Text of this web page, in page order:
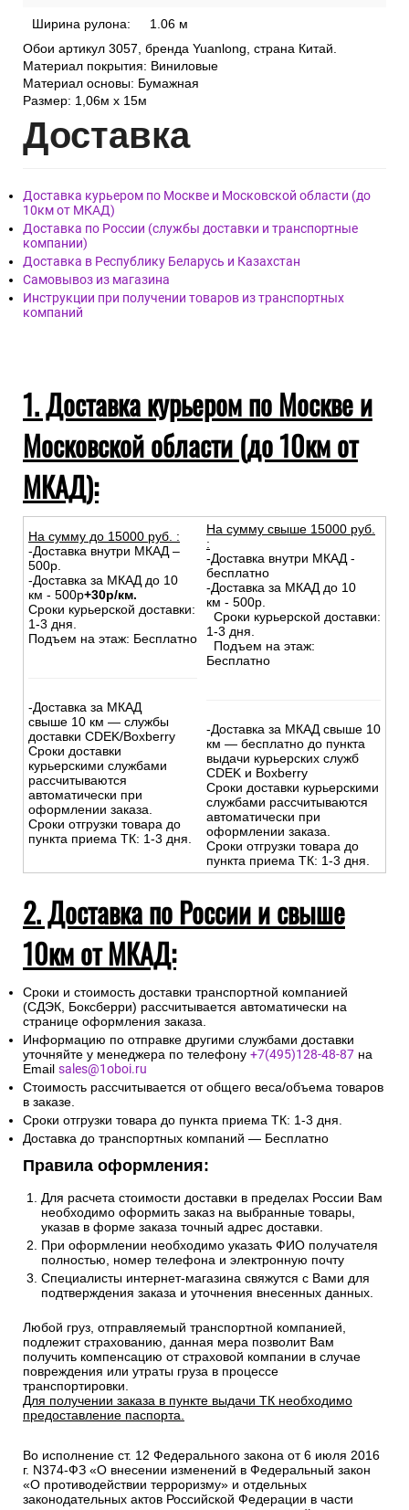
Ширина рулона:
1.06 м
Обои артикул 3057, бренда Yuanlong, страна Китай.
Материал покрытия: Виниловые
Материал основы: Бумажная
Размер: 1,06м x 15м
Доставка
Доставка курьером по Москве и Московской области (до
10км от МКАД)
Доставка по России (службы доставки и транспортные
компании)
Доставка в Республику Беларусь и Казахстан
Самовывоз из магазина
Инструкции при получении товаров из транспортных
компаний
1. Доставка курьером по Москве и
Московской области (до 10км от
МКАД):
На сумму до 15000 руб. :
-Доставка внутри МКАД –
500р.
-Доставка за МКАД до 10
км - 500р+30р/км.
Сроки курьерской доставки:
1-3 дня.
Подъем на этаж: Бесплатно
-Доставка за МКАД
свыше 10 км — службы
доставки CDEK/Boxberry
Сроки доставки
курьерскими службами
рассчитываются
автоматически при
оформлении заказа.
Сроки отгрузки товара до
пункта приема ТК: 1-3 дня.
На сумму свыше 15000 руб.
:
-Доставка внутри МКАД -
бесплатно
-Доставка за МКАД до 10
км - 500р.
Сроки курьерской доставки:
1-3 дня.
Подъем на этаж:
Бесплатно
-Доставка за МКАД свыше 10
км — бесплатно до пункта
выдачи курьерских служб
CDEK и Boxberry
Сроки доставки курьерскими
службами рассчитываются
автоматически при
оформлении заказа.
Сроки отгрузки товара до
пункта приема ТК: 1-3 дня.
2. Доставка по России и свыше
10км от МКАД:
Сроки и стоимость доставки транспортной компанией
(СДЭК, Боксберри) рассчитывается автоматически на
странице оформления заказа.
Информацию по отправке другими службами доставки
уточняйте у менеджера по телефону +7(495)128-48-87 на
Email sales@1oboi.ru
Стоимость рассчитывается от общего веса/объема товаров
в заказе.
Сроки отгрузки товара до пункта приема ТК: 1-3 дня.
Доставка до транспортных компаний — Бесплатно
Правила оформления:
Для расчета стоимости доставки в пределах России Вам
необходимо оформить заказ на выбранные товары,
указав в форме заказа точный адрес доставки.
При оформлении необходимо указать ФИО получателя
полностью, номер телефона и электронную почту
Специалисты интернет-магазина свяжутся с Вами для
подтверждения заказа и уточнения внесенных данных.
Любой груз, отправляемый транспортной компанией,
подлежит страхованию, данная мера позволит Вам
получить компенсацию от страховой компании в случае
повреждения или утраты груза в процессе
транспортировки.
Для получении заказа в пункте выдачи ТК необходимо
предоставление паспорта.
Во исполнение ст. 12 Федерального закона от 6 июля 2016
г. N374-ФЗ «О внесении изменений в Федеральный закон
«О противодействии терроризму» и отдельных
законодательных актов Российской Федерации в части